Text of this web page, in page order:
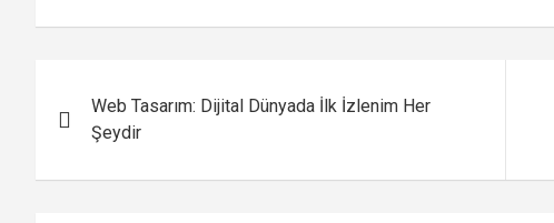
gezinmesi
Web Tasarım: Dijital Dünyada İlk İzlenim Her
Şeydir